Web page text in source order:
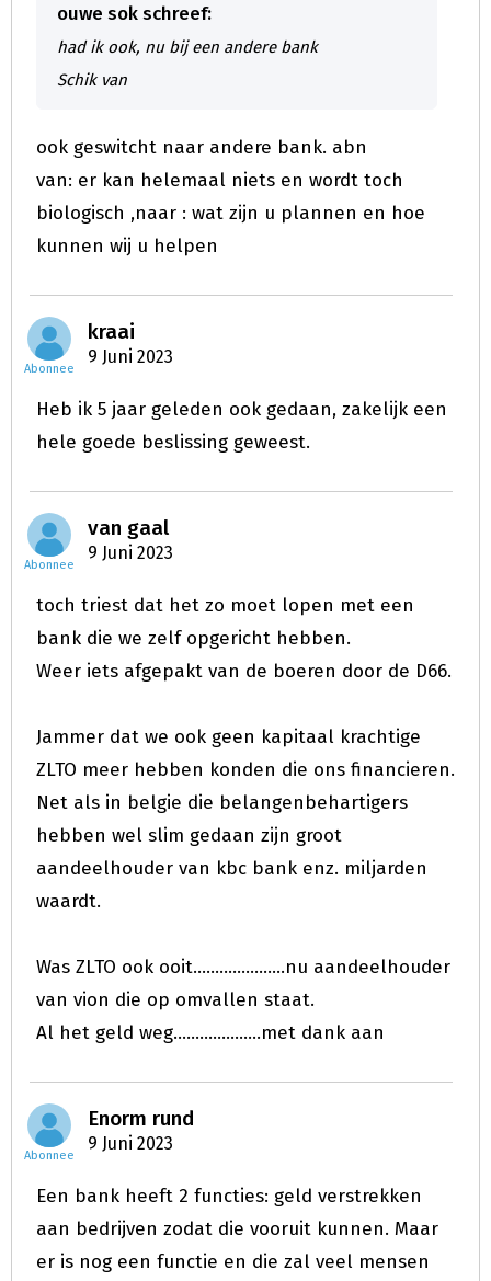
ouwe sok schreef:
had ik ook, nu bij een andere bank
Schik van
ook geswitcht naar andere bank. abn
van: er kan helemaal niets en wordt toch
biologisch ,naar : wat zijn u plannen en hoe
kunnen wij u helpen
Abonnee
kraai
9 Juni 2023
Heb ik 5 jaar geleden ook gedaan, zakelijk een
hele goede beslissing geweest.
Abonnee
van gaal
9 Juni 2023
toch triest dat het zo moet lopen met een
bank die we zelf opgericht hebben.
Weer iets afgepakt van de boeren door de D66.
Jammer dat we ook geen kapitaal krachtige
ZLTO meer hebben konden die ons financieren.
Net als in belgie die belangenbehartigers
hebben wel slim gedaan zijn groot
aandeelhouder van kbc bank enz. miljarden
waardt.
Was ZLTO ook ooit.....................nu aandeelhouder
van vion die op omvallen staat.
Al het geld weg....................met dank aan
Abonnee
Enorm rund
9 Juni 2023
Een bank heeft 2 functies: geld verstrekken
aan bedrijven zodat die vooruit kunnen. Maar
er is nog een functie en die zal veel mensen